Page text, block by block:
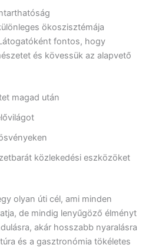
ökoszisztémája
fontos, hogy
és kövessük az alapvető
magad után
közlekedési eszközöket
olyan úti cél, ami minden
de mindig lenyűgöző élményt
akár hosszabb nyaralásra
és a gasztronómia tökéletes